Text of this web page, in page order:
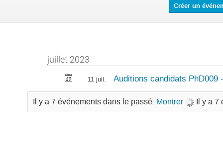
Créer un
juillet 2023
11 juil. Auditions candidats
Il y a 7 événements dans le passé. Montrer Il y a 7